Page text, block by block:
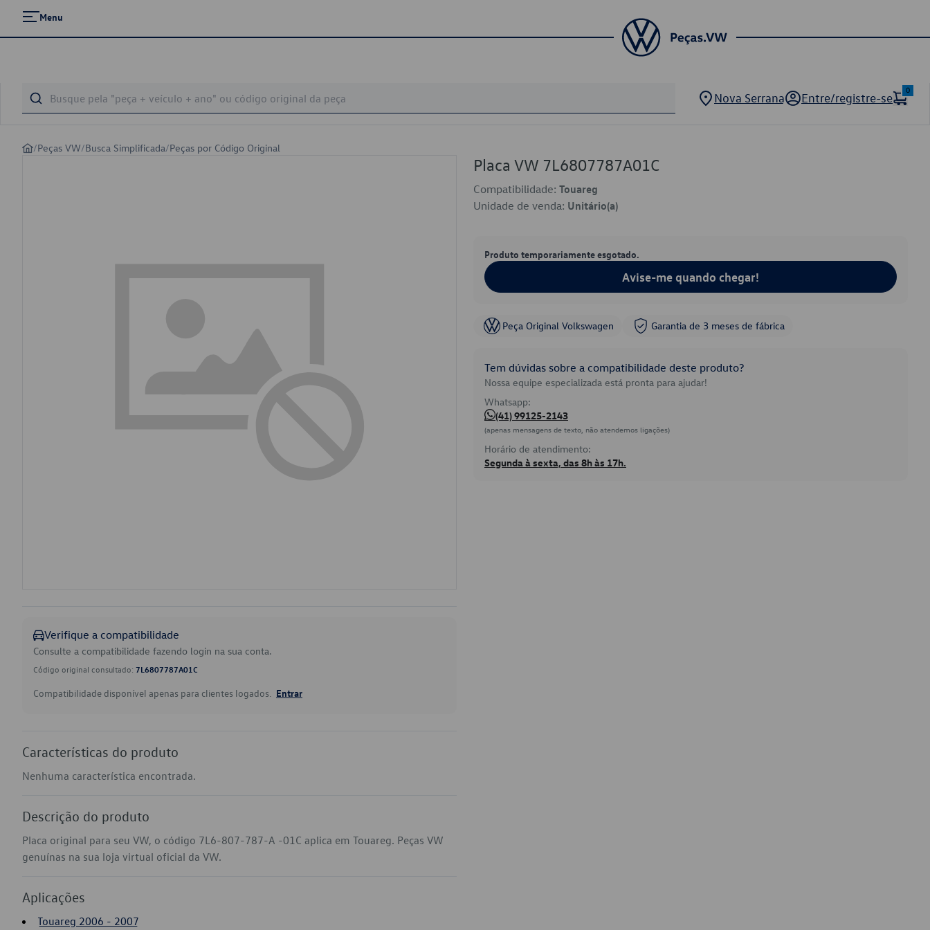
Menu
Nova Serrana Entre/registre-se
0
/Peças VW/Busca Simplificada/Peças por Código Original
Verifique a compatibilidade
Consulte a compatibilidade fazendo login na sua conta.
Código original consultado: 7L6807787A01C
Compatibilidade disponível apenas para clientes logados. Entrar
Características do produto
Nenhuma característica encontrada.
Descrição do produto
Placa original para seu VW, o código 7L6-807-787-A -01C aplica em Touareg. Peças VW
genuínas na sua loja virtual oficial da VW.
Aplicações
Touareg 2006 - 2007
Placa VW 7L6807787A01C
Compatibilidade: Touareg
Unidade de venda: Unitário(a)
Produto temporariamente esgotado.
Avise-me quando chegar!
Peça Original Volkswagen Garantia de 3 meses de fábrica
Tem dúvidas sobre a compatibilidade deste produto?
Nossa equipe especializada está pronta para ajudar!
Whatsapp:
(41) 99125-2143
(apenas mensagens de texto, não atendemos ligações)
Horário de atendimento:
Segunda à sexta, das 8h às 17h.